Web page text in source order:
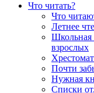
Что читать?
Что
Летнее
Школьная
взрослых
Почти
Нужная
Списки